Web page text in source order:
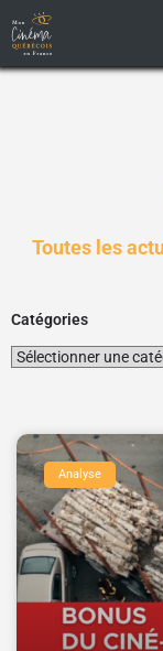
Toutes les
Catégories
Analyse